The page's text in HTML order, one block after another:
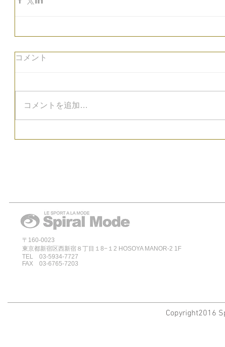
コメント
コメントを追加…
〒160-0023
東京都新宿区西新宿８丁目１8−１2 HOSOYA MANOR-2 1F
TEL 03-5934-7727
FAX 03-6765-7203
Copyright2016